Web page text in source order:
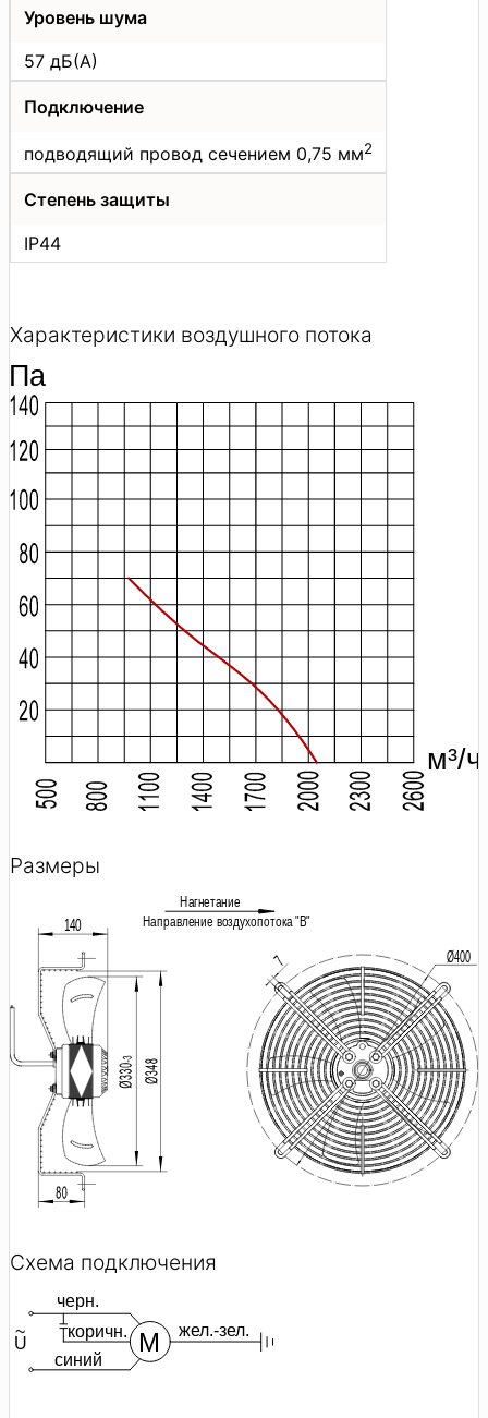
Уровень шума
57 дБ(А)
Подключение
подводящий провод сечением 0,75 мм2
Степень защиты
IP44
Характеристики воздушного потока
Размеры
Схема подключения